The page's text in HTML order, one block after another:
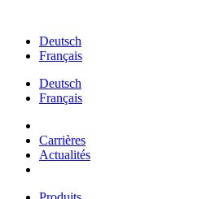
contenuDeutsch
Français
Deutsch
Français
Carrières
Actualités